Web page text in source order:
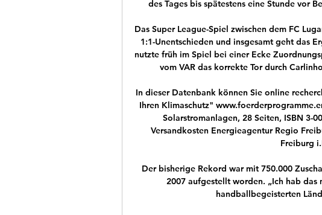
des Tages bis spätestens eine Stunde vor
Das Super League-Spiel zwischen dem FC
1:1-Unentschieden und insgesamt geht das
nutzte früh im Spiel bei einer Ecke
vom VAR das korrekte Tor durch
In dieser Datenbank können Sie online
Ihren Klimaschutz"
Solarstromanlagen, 28 Seiten, ISBN 3-
Versandkosten Energieagentur Regio
Freiburg
Der bisherige Rekord war mit 750.000
2007 aufgestellt worden. „Ich hab
handballbegeisterten